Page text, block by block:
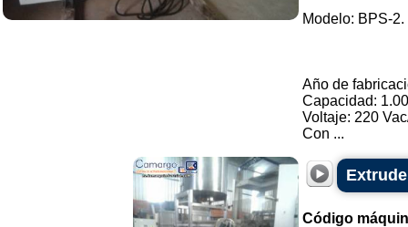
Modelo: BPS-2.
Año de
Capacidad:
Voltaje: 220
Con ...
Código